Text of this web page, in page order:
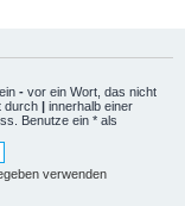
- vor ein Wort, das nicht
durch | innerhalb einer
Benutze ein * als
verwenden